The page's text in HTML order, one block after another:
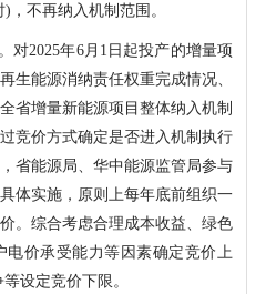
，不再纳入机制范围。
2025年6月1日起投产的增量项
生能源消纳责任权重完成情况、
省增量新能源项目整体纳入机制
竞价方式确定是否进入机制执行
省能源局、华中能源监管局参与
体实施，原则上每年底前组织一
。综合考虑合理成本收益、绿色
价承受能力等因素确定竞价上
设定竞价下限。